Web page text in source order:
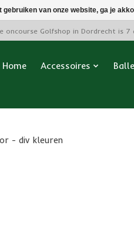
oncourse Golfshop in Dordrecht is 7
Home Accessoires
- div kleuren
gebruiken van onze website, ga je